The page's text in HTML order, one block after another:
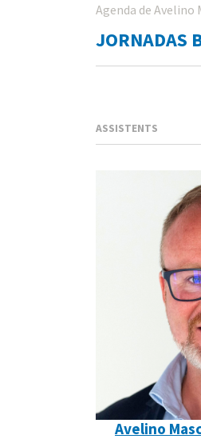
Agenda de Avelino
JORNADAS
ASSISTENTS
Avelino